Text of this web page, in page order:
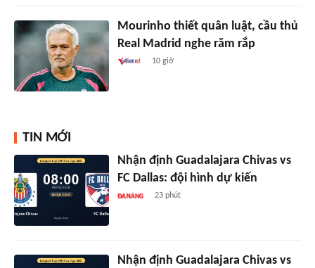
Mourinho thiết quân luật, cầu thủ
Real Madrid nghe răm rắp
10 giờ
TIN MỚI
Nhận định Guadalajara Chivas vs
FC Dallas: đội hình dự kiến
23 phút
Nhận định Guadalajara Chivas vs